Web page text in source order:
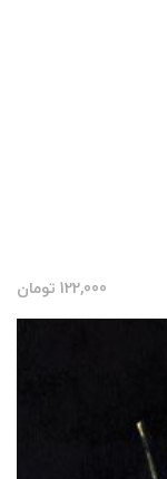
122,000 تومان